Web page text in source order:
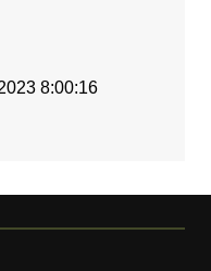
8:00:16